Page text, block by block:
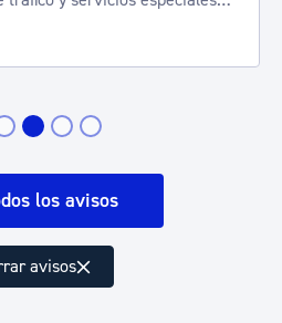
los avisos
avisos